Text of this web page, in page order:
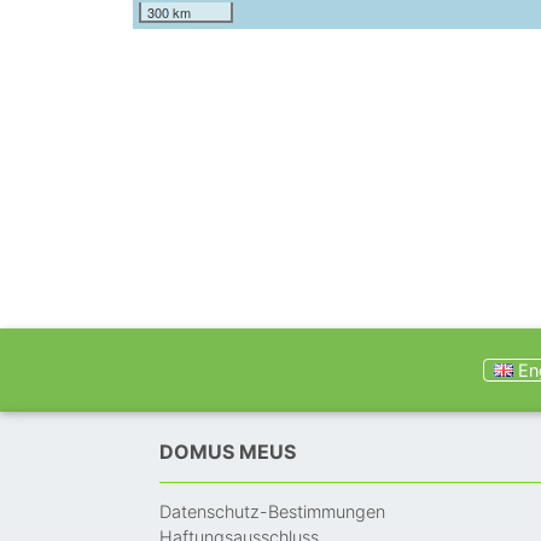
300 km
DOMUS MEUS
Datenschutz-Bestimmungen
Haftungsausschluss